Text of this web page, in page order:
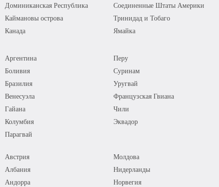
Доминиканская Республика
Каймановы острова
Канада
Соединенные Штаты Америки
Тринидад и Тобаго
Ямайка
Аргентина
Боливия
Бразилия
Венесуэла
Гайана
Колумбия
Парагвай
Перу
Суринам
Уругвай
Французская Гвиана
Чили
Эквадор
Австрия
Албания
Андорра
Молдова
Нидерланды
Норвегия